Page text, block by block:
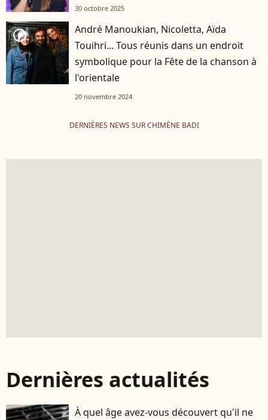
30 octobre 2025
player2
André Manoukian, Nicoletta, Aïda
Touihri... Tous réunis dans un endroit
symbolique pour la Fête de la chanson à
l'orientale
20 novembre 2024
DERNIÈRES NEWS SUR CHIMÈNE BADI
Dernières actualités
À quel âge avez-vous découvert qu'il ne